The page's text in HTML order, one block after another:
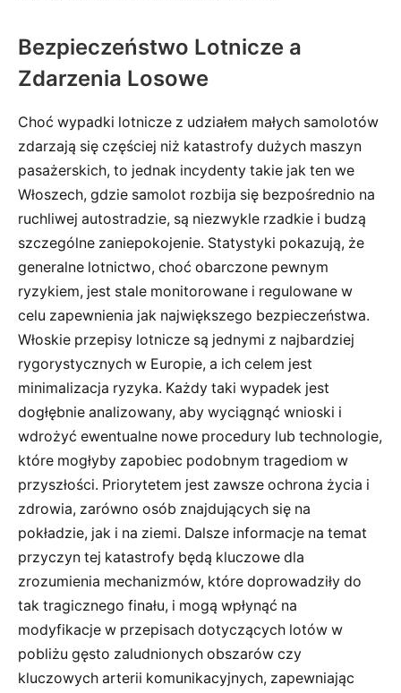
Bezpieczeństwo Lotnicze a
Zdarzenia Losowe
Choć wypadki lotnicze z udziałem małych samolotów
zdarzają się częściej niż katastrofy dużych maszyn
pasażerskich, to jednak incydenty takie jak ten we
Włoszech, gdzie samolot rozbija się bezpośrednio na
ruchliwej autostradzie, są niezwykle rzadkie i budzą
szczególne zaniepokojenie. Statystyki pokazują, że
generalne lotnictwo, choć obarczone pewnym
ryzykiem, jest stale monitorowane i regulowane w
celu zapewnienia jak największego bezpieczeństwa.
Włoskie przepisy lotnicze są jednymi z najbardziej
rygorystycznych w Europie, a ich celem jest
minimalizacja ryzyka. Każdy taki wypadek jest
dogłębnie analizowany, aby wyciągnąć wnioski i
wdrożyć ewentualne nowe procedury lub technologie,
które mogłyby zapobiec podobnym tragediom w
przyszłości. Priorytetem jest zawsze ochrona życia i
zdrowia, zarówno osób znajdujących się na
pokładzie, jak i na ziemi. Dalsze informacje na temat
przyczyn tej katastrofy będą kluczowe dla
zrozumienia mechanizmów, które doprowadziły do
tak tragicznego finału, i mogą wpłynąć na
modyfikacje w przepisach dotyczących lotów w
pobliżu gęsto zaludnionych obszarów czy
kluczowych arterii komunikacyjnych, zapewniając